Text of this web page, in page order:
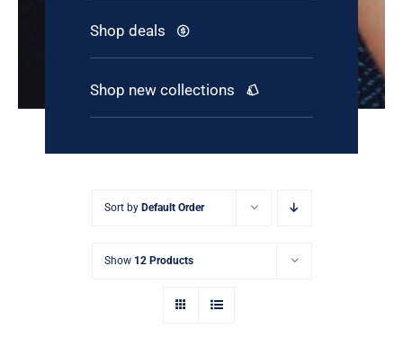
Shop deals
Shop new collections
Sort by Default Order
Show 12 Products